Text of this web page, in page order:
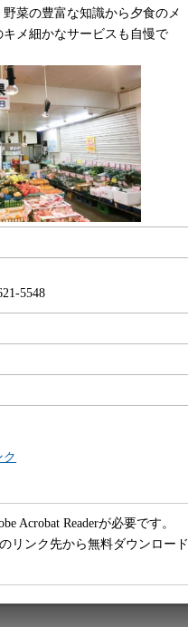
菜の豊富な知識から夕食のメ
メ細かなサービスも自慢で
5548
Acrobat Readerが必要です。
リンク先から無料ダウンロード